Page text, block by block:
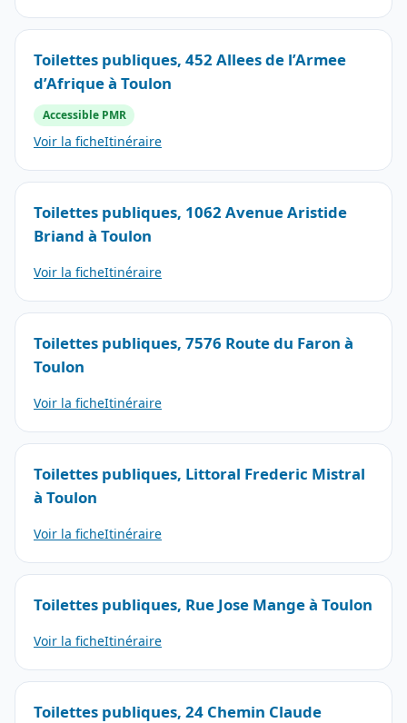
Toilettes publiques, 452 Allees de l’Armee
d’Afrique à Toulon
Accessible PMR
Voir la ficheItinéraire
Toilettes publiques, 1062 Avenue Aristide
Briand à Toulon
Voir la ficheItinéraire
Toilettes publiques, 7576 Route du Faron à
Toulon
Voir la ficheItinéraire
Toilettes publiques, Littoral Frederic Mistral
à Toulon
Voir la ficheItinéraire
Toilettes publiques, Rue Jose Mange à Toulon
Voir la ficheItinéraire
Toilettes publiques, 24 Chemin Claude